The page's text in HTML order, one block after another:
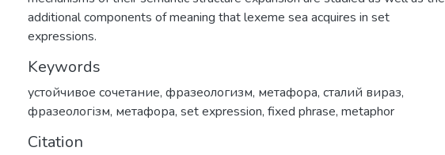
additional components of meaning that lexeme sea acquires in set
expressions.
Keywords
устойчивое сочетание, фразеологизм, метафора, сталий вираз,
фразеологізм, метафора, set expression, fixed phrase, metaphor
Citation